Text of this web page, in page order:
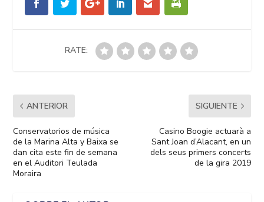
RATE:
ANTERIOR
Conservatorios de música
de la Marina Alta y Baixa se
dan cita este fin de semana
en el Auditori Teulada
Moraira
SIGUIENTE
Casino Boogie actuarà a
Sant Joan d’Alacant, en un
dels seus primers concerts
de la gira 2019